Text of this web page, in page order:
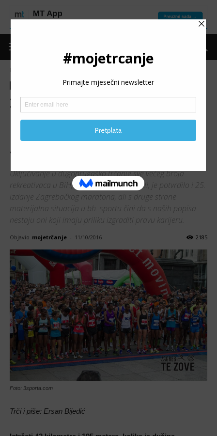
25. Zagreb maraton:
Dobivamo sve više
rekreativaca i gubimo sve
više profesionalaca
Uključivanje u dugoprugaško trčanje sve većeg broja
rekreativaca u BiH, o čemu smo već pisali, je potvrdilo i 25.
izdanje Zagrebačkog maratona, ali s druge strane
materijalna situacija u bh. sportu čini da s naših popisa
nestaju oni koji imaju priliku izgraditi pravu karijeru.
Objavio mojetrčanje - 11/10/2016 2185
Foto: 3sporta.com
Trči i piše: Ersan Bijedić